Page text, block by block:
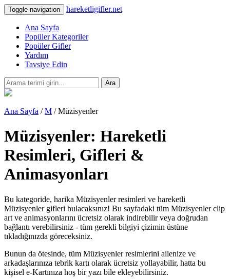
Toggle navigation hareketligifler.net
Ana Sayfa
Popüler Kategoriler
Popüler Gifler
Yardım
Tavsiye Edin
Ara
Ana Sayfa /M / Müzisyenler
Müzisyenler: Hareketli
Resimleri, Gifleri &
Animasyonları
Bu kategoride, harika Müzisyenler resimleri ve hareketli
Müzisyenler gifleri bulacaksınız! Bu sayfadaki tüm Müzisyenler clip
art ve animasyonlarını ücretsiz olarak indirebilir veya doğrudan
bağlantı verebilirsiniz - tüm gerekli bilgiyi çizimin üstüne
tıkladığınızda göreceksiniz.
Bunun da ötesinde, tüm Müzisyenler resimlerini ailenize ve
arkadaşlarınıza tebrik kartı olarak ücretsiz yollayabilir, hatta bu
kişisel e-Kartınıza hoş bir yazı bile ekleyebilirsiniz.